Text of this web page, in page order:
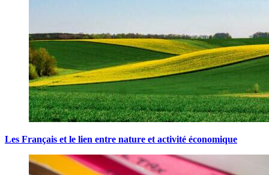
Les Français et le lien entre nature et activité économique